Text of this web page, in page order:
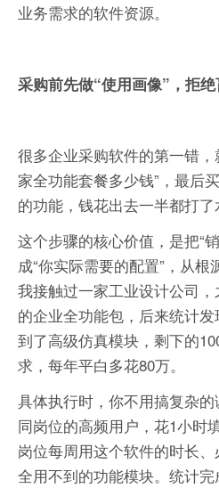
业务需求的软件资源。
采购前先做“使用画像”，拒
很多企业采购软件的第一错
家全功能套餐多少钱”，最后
的功能，钱花出去一半都打了
这个步骤的核心价值，是把“
成“你实际需要的配置”，从根
我接触过一家工业设计公司
的企业全功能包，后来统计
到了高级仿真模块，剩下的
求，每年平白多花80万。
具体执行时，你不用搞复杂
同岗位的高频用户，花1小时
岗位每周用这个软件的时长
全用不到的功能模块。统计